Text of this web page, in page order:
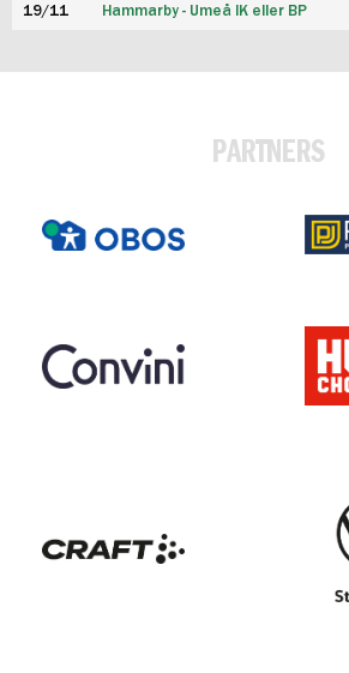
19/11 Hammarby - Umeå IK eller BP
PARTNERS